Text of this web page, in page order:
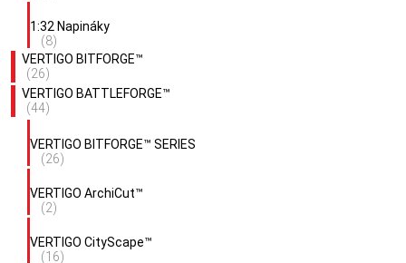
1:32 Napináky
(8)
VERTIGO BITFORGE™
(26)
VERTIGO BATTLEFORGE™
(44)
VERTIGO BITFORGE™ SERIES
(26)
VERTIGO ArchiCut™
(2)
VERTIGO CityScape™
(16)